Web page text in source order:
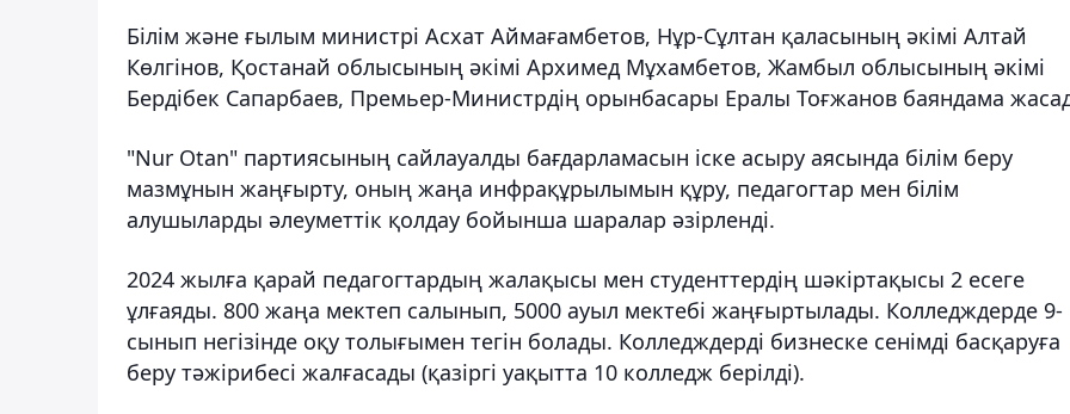
Білім және ғылым министрі Асхат Аймағамбетов, Нұр-Сұлтан қаласының әкімі Алтай
Көлгінов, Қостанай облысының әкімі Архимед Мұхамбетов, Жамбыл облысының әкімі
Бердібек Сапарбаев, Премьер-Министрдің орынбасары Ералы Тоғжанов баяндама
"Nur Otan" партиясының сайлауалды бағдарламасын іске асыру аясында білім беру
мазмұнын жаңғырту, оның жаңа инфрақұрылымын құру, педагогтар мен білім
алушыларды әлеуметтік қолдау бойынша шаралар әзірленді.
2024 жылға қарай педагогтардың жалақысы мен студенттердің шәкіртақысы 2 есеге
ұлғаяды. 800 жаңа мектеп салынып, 5000 ауыл мектебі жаңғыртылады. Колледждерде 9-
сынып негізінде оқу толығымен тегін болады. Колледждерді бизнеске сенімді басқаруға
беру тәжірибесі жалғасады (қазіргі уақытта 10 колледж берілді).